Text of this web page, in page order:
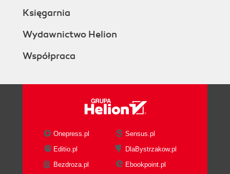
Księgarnia
Wydawnictwo Helion
Współpraca
Onepress.pl
Sensus.pl
Editio.pl
DlaBystrzakow.pl
Bezdroza.pl
Ebookpoint.pl